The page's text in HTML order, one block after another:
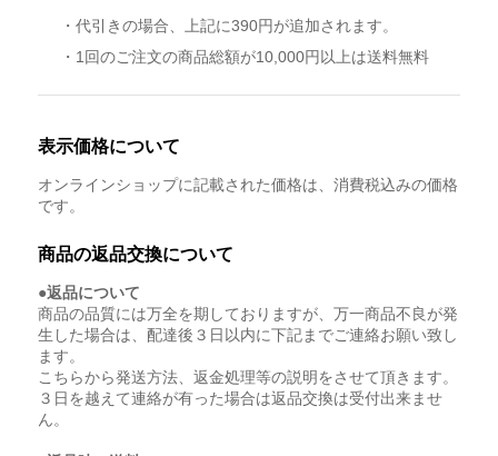
・代引きの場合、上記に390円が追加されます。
・1回のご注文の商品総額が10,000円以上は送料無料
表示価格について
オンラインショップに記載された価格は、消費税込みの価格
です。
商品の返品交換について
●返品について
商品の品質には万全を期しておりますが、万一商品不良が発
生した場合は、配達後３日以内に下記までご連絡お願い致し
ます。
こちらから発送方法、返金処理等の説明をさせて頂きます。
３日を越えて連絡が有った場合は返品交換は受付出来ませ
ん。